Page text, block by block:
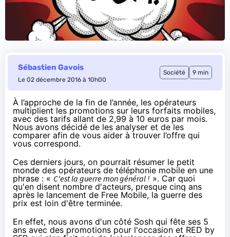
Sébastien Gavois
Le 02 décembre 2016 à 10h00
Société 9 min
À l’approche de la fin de l’année, les opérateurs
multiplient les promotions sur leurs forfaits mobiles,
avec des tarifs allant de 2,99 à 10 euros par mois.
Nous avons décidé de les analyser et de les
comparer afin de vous aider à trouver l’offre qui
vous correspond.
Ces derniers jours, on pourrait résumer le petit
monde des opérateurs de téléphonie mobile en une
phrase : « C'est la guerre mon général ! ». Car quoi
qu'en disent nombre d'acteurs, presque cinq ans
après le lancement de Free Mobile, la guerre des
prix est loin d'être terminée.
En effet, nous avons d'un côté Sosh qui fête ses 5
ans avec des promotions pour l'occasion et RED by